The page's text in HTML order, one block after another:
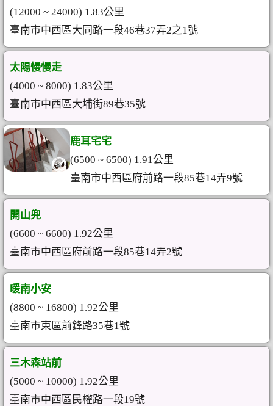
(12000 ~ 24000) 1.83公里
臺南市中西區大同路一段46巷37弄2之1號
太陽慢慢走
(4000 ~ 8000) 1.83公里
臺南市中西區大埔街89巷35號
鹿耳宅宅
(6500 ~ 6500) 1.91公里
臺南市中西區府前路一段85巷14弄9號
開山兜
(6600 ~ 6600) 1.92公里
臺南市中西區府前路一段85巷14弄2號
暖南小安
(8800 ~ 16800) 1.92公里
臺南市東區前鋒路35巷1號
三木森站前
(5000 ~ 10000) 1.92公里
臺南市中西區民權路一段19號